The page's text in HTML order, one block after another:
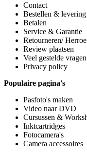
Contact
Bestellen & levering
Betalen
Service & Garantie
Retourneren/
Review plaatsen
Veel gestelde vragen
Privacy policy
Populaire pagina's
Pasfoto's maken
Video naar DVD
Cursussen &
Inktcartridges
Fotocamera's
Camera accessoires